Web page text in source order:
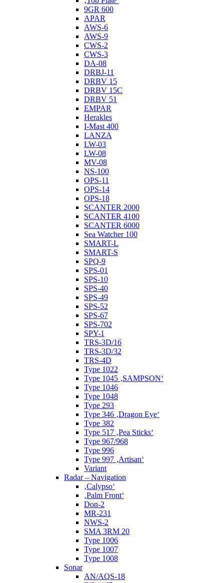
9GR 600
APAR
AWS-6
AWS-9
CWS-2
CWS-3
DA-08
DRBJ-11
DRBV 15
DRBV 15C
DRBV 51
EMPAR
Herakles
I-Mast 400
LANZA
LW-03
LW-08
MV-08
NS-100
OPS-11
OPS-14
OPS-18
SCANTER 2000
SCANTER 4100
SCANTER 6000
Sea Watcher 100
SMART-L
SMART-S
SPQ-9
SPS-01
SPS-10
SPS-40
SPS-49
SPS-52
SPS-67
SPS-702
SPY-1
TRS-3D/16
TRS-3D/32
TRS-4D
Type 1022
Type 1045 ‚SAMPSON‘
Type 1046
Type 1048
Type 293
Type 346 ‚Dragon Eye‘
Type 382
Type 517 ‚Pea Sticks‘
Type 967/968
Type 996
Type 997 ‚Artisan‘
Variant
Radar – Navigation
‚Calypso‘
‚Palm Front‘
Don-2
MR-231
NWS-2
SMA 3RM 20
Type 1006
Type 1007
Type 1008
Sonar
AN/AQS-18